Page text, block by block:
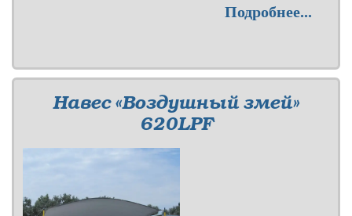
Подробнее...
Навес «Воздушный змей»
620LPF